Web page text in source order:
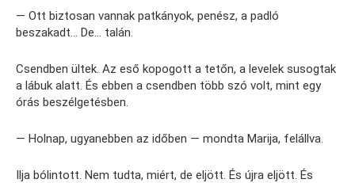
— Ott biztosan vannak patkányok, penész, a padló
beszakadt… De… talán.
Csendben ültek. Az eső kopogott a tetőn, a levelek susogtak
a lábuk alatt. És ebben a csendben több szó volt, mint egy
órás beszélgetésben.
— Holnap, ugyanebben az időben — mondta Marija, felállva.
Ilja bólintott. Nem tudta, miért, de eljött. És újra eljött. És